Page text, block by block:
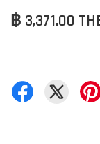
฿ 3,371.00